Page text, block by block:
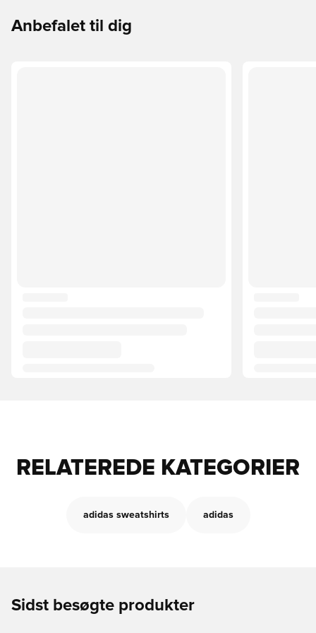
Anbefalet til dig
RELATEREDE KATEGORIER
adidas sweatshirts adidas
Sidst besøgte produkter